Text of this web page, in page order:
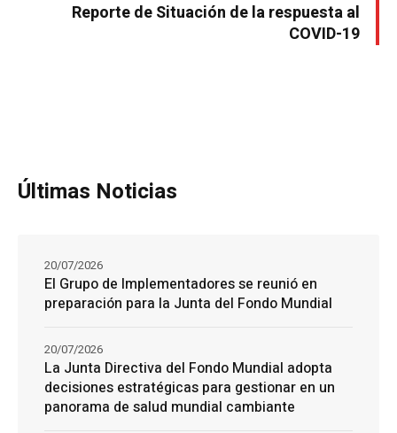
Reporte de Situación de la respuesta al
COVID-19
Últimas Noticias
El Grupo de Implementadores se reunió en
preparación para la Junta del Fondo Mundial
20/07/2026
La Junta Directiva del Fondo Mundial adopta
decisiones estratégicas para gestionar en un
panorama de salud mundial cambiante
20/07/2026